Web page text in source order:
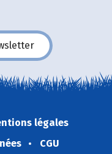
légales
CGU